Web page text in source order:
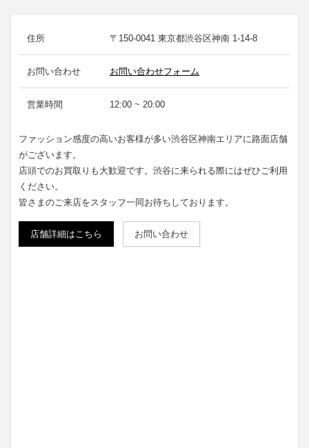
住所 〒150-0041 東京都渋谷区神南 1-14-8
お問い合わせ お問い合わせフォーム
営業時間 12:00 ~ 20:00
ファッション感度の高いお客様が多い渋谷区神南エリアに路面店舗
がございます。
店頭でのお買取りも大歓迎です。渋谷に来られる際にはぜひご利用
ください。
皆さまのご来店をスタッフ一同お待ちしております。
店舗詳細はこちら お問い合わせ